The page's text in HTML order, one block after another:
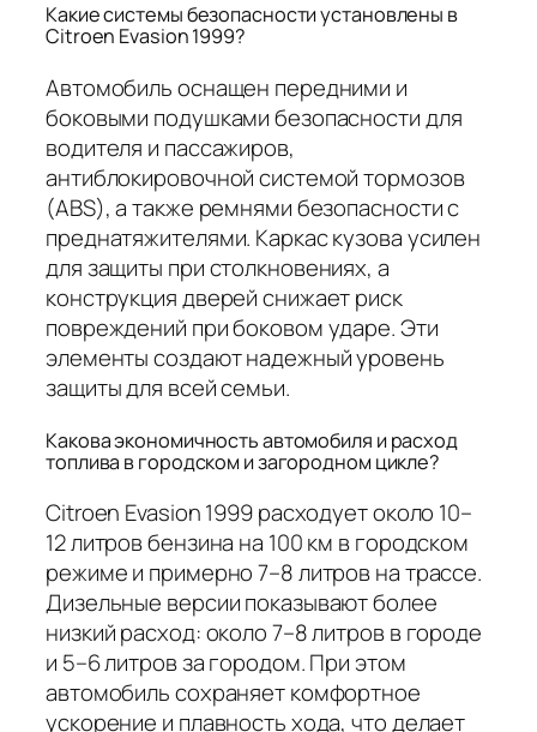
Какие системы безопасности установлены в
Citroen Evasion 1999?
Автомобиль оснащен передними и
боковыми подушками безопасности для
водителя и пассажиров,
антиблокировочной системой тормозов
(ABS), а также ремнями безопасности с
преднатяжителями. Каркас кузова усилен
для защиты при столкновениях, а
конструкция дверей снижает риск
повреждений при боковом ударе. Эти
элементы создают надежный уровень
защиты для всей семьи.
Какова экономичность автомобиля и расход
топлива в городском и загородном цикле?
Citroen Evasion 1999 расходует около 10–
12 литров бензина на 100 км в городском
режиме и примерно 7–8 литров на трассе.
Дизельные версии показывают более
низкий расход: около 7–8 литров в городе
и 5–6 литров за городом. При этом
автомобиль сохраняет комфортное
ускорение и плавность хода, что делает